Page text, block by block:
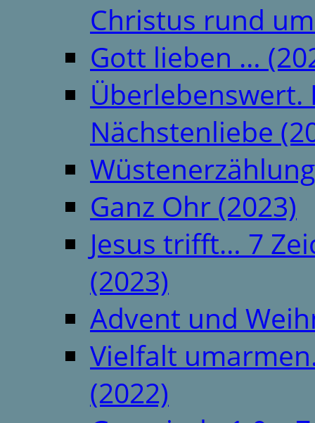
Christus rund
Gott lieben …
Überlebenswert.
Nächstenliebe
Ganz Ohr (2023)
Jesus trifft… 7
(2023)
Advent und
Vielfalt
(2022)